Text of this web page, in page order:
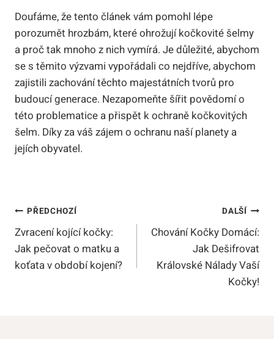
Doufáme, že tento článek vám pomohl lépe
porozumět hrozbám, které ohrožují kočkovité šelmy
a proč tak mnoho z nich vymírá. Je důležité, abychom
se s těmito výzvami vypořádali co nejdříve, abychom
zajistili zachování těchto majestátních tvorů pro
budoucí generace. Nezapomeňte šířit povědomí o
této problematice a přispět k ochraně kočkovitých
šelm. Díky za váš zájem o ochranu naší planety a
jejích obyvatel.
Navigace
Pro
Příspěvek
PŘEDCHOZÍ
Zvracení kojící kočky:
Jak pečovat o matku a
koťata v období kojení?
DALŠÍ
Chování Kočky Domácí:
Jak Dešifrovat
Královské Nálady Vaší
Kočky!